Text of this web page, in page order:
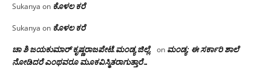
Sukanya on ಕೊಳಲ ಕರೆ
Sukanya on ಕೊಳಲ ಕರೆ
ಚಾ ಶಿ ಜಯಕುಮಾರ್ ಕೃಷ್ಣರಾಜಪೇಟೆ.ಮಂಡ್ಯ ಜಿಲ್ಲೆ. on ಮಂಡ್ಯ: ಈ ಸರ್ಕಾರಿ ಶಾಲೆ
ನೋಡಿದರೆ ಎಂಥವರೂ ಮೂಕವಿಸ್ಮಿತರಾಗುತ್ತಾರೆ…